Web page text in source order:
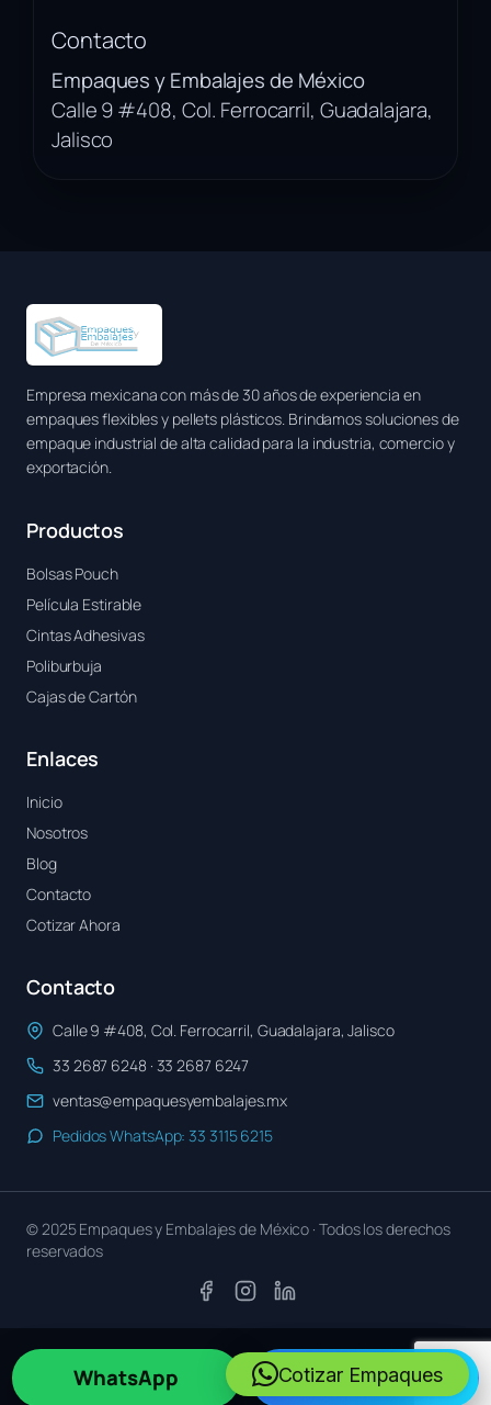
Contacto
Empaques y Embalajes de México
Calle 9 #408, Col. Ferrocarril, Guadalajara,
Jalisco
Empresa mexicana con más de 30 años de experiencia en
empaques flexibles y pellets plásticos. Brindamos soluciones de
empaque industrial de alta calidad para la industria, comercio y
exportación.
Productos
Bolsas Pouch
Película Estirable
Cintas Adhesivas
Poliburbuja
Cajas de Cartón
Enlaces
Inicio
Nosotros
Blog
Contacto
Cotizar Ahora
Contacto
Calle 9 #408, Col. Ferrocarril, Guadalajara, Jalisco
33 2687 6248 · 33 2687 6247
ventas@empaquesyembalajes.mx
Pedidos WhatsApp: 33 3115 6215
© 2025 Empaques y Embalajes de México · Todos los derechos
reservados
Cotizar Empaques
WhatsApp Cotizar